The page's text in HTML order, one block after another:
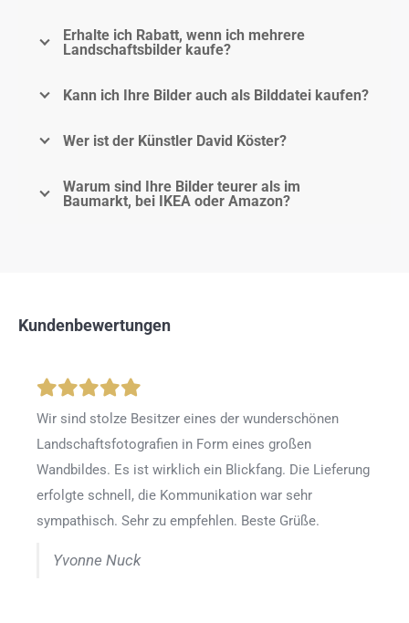
Erhalte ich Rabatt, wenn ich mehrere
Landschaftsbilder kaufe?
Kann ich Ihre Bilder auch als Bilddatei kaufen?
Wer ist der Künstler David Köster?
Warum sind Ihre Bilder teurer als im
Baumarkt, bei IKEA oder Amazon?
Kundenbewertungen
Wir sind stolze Besitzer eines der wunderschönen
Landschaftsfotografien in Form eines großen
Wandbildes. Es ist wirklich ein Blickfang. Die Lieferung
erfolgte schnell, die Kommunikation war sehr
sympathisch. Sehr zu empfehlen. Beste Grüße.
Yvonne Nuck